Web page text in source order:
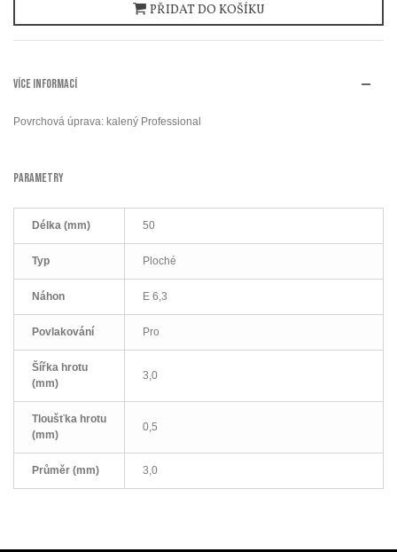
PŘIDAT DO KOŠÍKU
VÍCE INFORMACÍ
Povrchová úprava: kalený Professional
PARAMETRY
Délka (mm) 50
Typ Ploché
Náhon E 6,3
Povlakování Pro
Šířka hrotu
(mm)
3,0
Tloušťka hrotu
(mm)
0,5
Průměr (mm) 3,0